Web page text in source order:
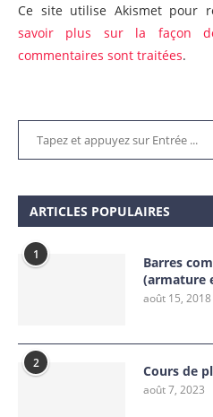
Ce site utilise Akismet pour
savoir plus sur la façon
commentaires sont traitées.
ARTICLES POPULAIRES
1
Barres
(armature
août 15, 2018
2 Cours de
août 7, 2023